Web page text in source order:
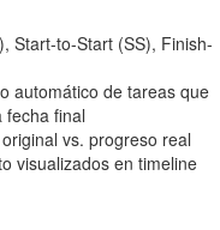
Start-to-Start (SS), Finish-
automático de tareas que
fecha final
vs. progreso real
visualizados en timeline